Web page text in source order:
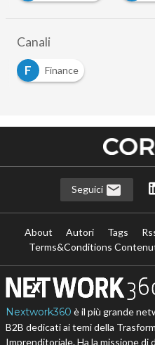
Canali
F
Finance
Seguici
About Autori Tags
Terms&Conditions
Nextwork360 è il più grande
B2B dedicati ai temi della
Imprenditoriale. Ha la missione